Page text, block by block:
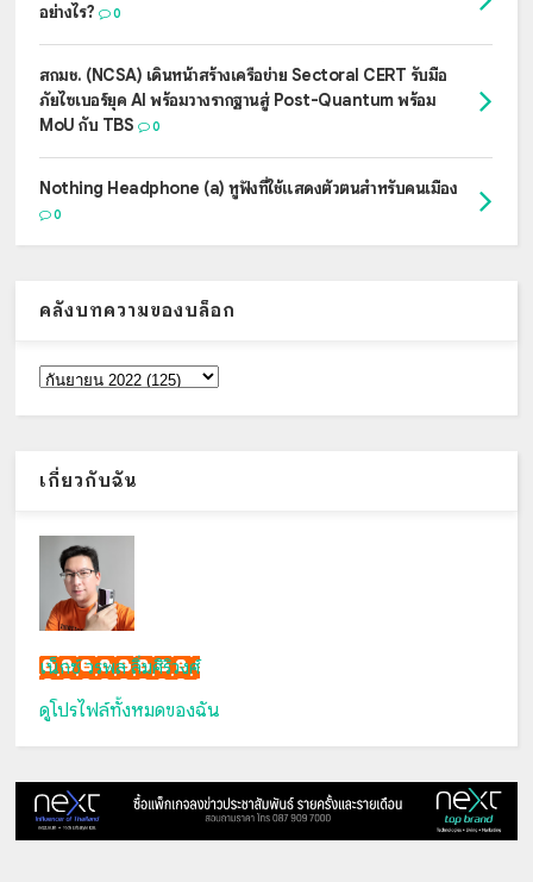
อย่างไร?
0
สกมช. (NCSA) เดินหน้าสร้างเครือข่าย Sectoral CERT รับมือ
ภัยไซเบอร์ยุค AI พร้อมวางรากฐานสู่ Post-Quantum พร้อม
MoU กับ TBS
0
Nothing Headphone (a) หูฟังที่ใช้แสดงตัวตนสำหรับคนเมือง
0
คลังบทความของบล็อก
เกี่ยวกับฉัน
เน็กซ์ วรพล ลิ่มศิริวงศ์
ดูโปรไฟล์ทั้งหมดของฉัน